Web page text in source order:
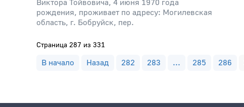
Виктора Тойвовича, 4 июня 1970 года
рождения, проживает по адресу: Могилевская
область, г. Бобруйск, пер.
Страница 287 из 331
В начало Назад 282 283 ... 285 286